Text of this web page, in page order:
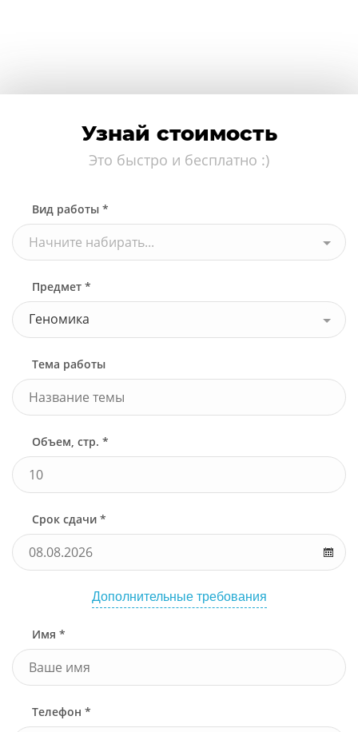
Узнай стоимость
Это быстро и бесплатно :)
Вид работы *
Начните набирать...
Предмет *
Геномика
Тема работы
Объем, стр. *
Срок сдачи *
Дополнительные требования
Имя *
Телефон *